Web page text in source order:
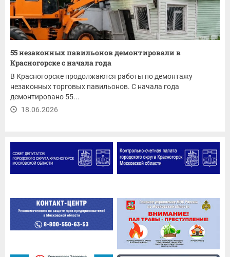
55 незаконных павильонов демонтировали в
Красногорске с начала года
В Красногорске продолжаются работы по демонтажу
незаконных торговых павильонов. С начала года
демонтировано 55...
18.06.2026